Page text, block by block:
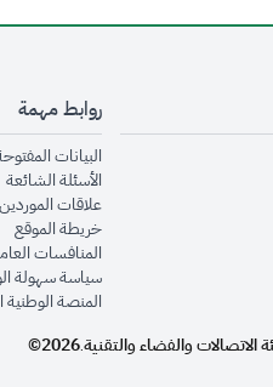
opens in
opens
opens in
opens in new
روابط مهمة
البيانات
الأسئلة الشائعة
علاقات الموردين
خريطة الموقع
المنافسات
سياسة سهولة
المنصة
الاتصالات والفضاء والتقنية.
2026©